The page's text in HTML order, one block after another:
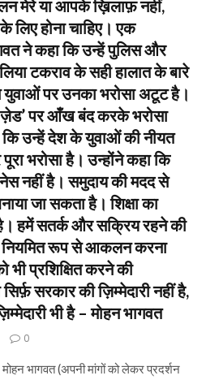
मेरे या आपके ख़िलाफ़ नहीं,
लिए होना चाहिए। एक
ने कहा कि उन्हें पुलिस और
टकराव के सही हालात के बारे
युवाओं पर उनका भरोसा अटूट है।
ज़ेड’ पर आँख बंद करके भरोसा
उन्हें देश के युवाओं की नीयत
भरोसा है। उन्होंने कहा कि
नहीं है। समुदाय की मदद से
जा सकता है। शिक्षा का
हमें सतर्क और सक्रिय रहने की
रूप से आकलन करना
भी प्रशिक्षित करने की
सरकार की ज़िम्मेदारी नहीं है,
भी है – मोहन भागवत
0
भागवत (अपनी मांगों को लेकर प्रदर्शन